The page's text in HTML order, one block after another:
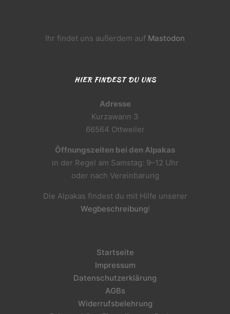
Ihr findet uns außerdem auf Mastodon
HIER FINDEST DU UNS
Adresse
Kurzawann 3
66564 Ottweiler
Öffnungszeiten bei den Alpakas
in der Regel am Samstag: 9–12 Uhr
oder nach Vereinbarung
Die Alpakas findest du mit Hilfe unserer
Wegbeschreibung!
Startseite
Impressum
Datenschutzerklärung
AGBs
Widerrufsbelehrung